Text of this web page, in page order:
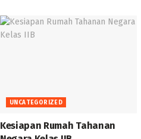
UNCATEGORIZED
Kesiapan Rumah Tahanan